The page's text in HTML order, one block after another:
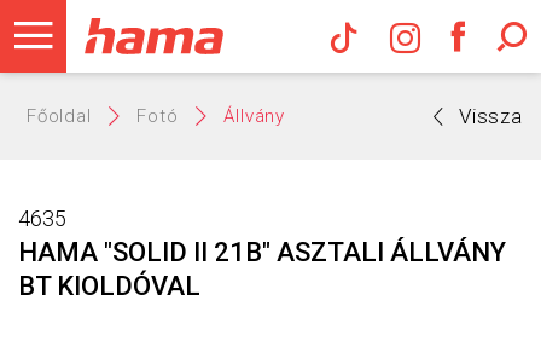
Hama
Főoldal Fotó Állvány Vissza
4635
HAMA "SOLID II 21B" ASZTALI ÁLLVÁNY
BT KIOLDÓVAL